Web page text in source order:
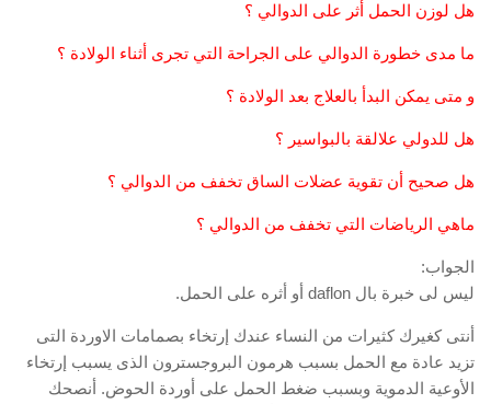
هل لوزن الحمل أثر على الدوالي ؟
ما مدى خطورة الدوالي على الجراحة التي تجرى أثناء الولادة ؟
و متى يمكن البدأ بالعلاج بعد الولادة ؟
هل للدولي علالقة بالبواسير ؟
هل صحيح أن تقوية عضلات الساق تخفف من الدوالي ؟
ماهي الرياضات التي تخفف من الدوالي ؟
الجواب:
ليس لى خبرة بال daflon أو أثره على الحمل.
أنتى كغيرك كثيرات من النساء عندك إرتخاء بصمامات الاوردة التى
تزيد عادة مع الحمل بسبب هرمون البروجسترون الذى يسبب إرتخاء
الأوعية الدموية وبسبب ضغط الحمل على أوردة الحوض. أنصحك